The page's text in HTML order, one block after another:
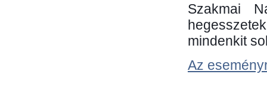
Szakmai
mindenkit
Az